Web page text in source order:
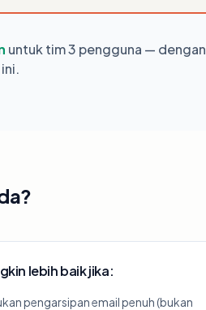
untuk tim 3 pengguna — dengan
lebih baik jika:
pengarsipan email penuh (bukan